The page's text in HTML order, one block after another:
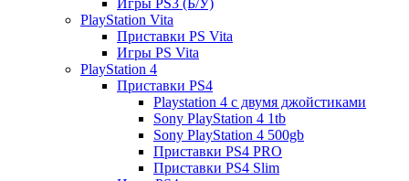
PlayStation Vita
Приставки PS Vita
Игры PS Vita
PlayStation 4
Приставки PS4
Playstation 4 с двумя джойстиками
Sony PlayStation 4 1tb
Sony PlayStation 4 500gb
Приставки PS4 PRO
Приставки PS4 Slim